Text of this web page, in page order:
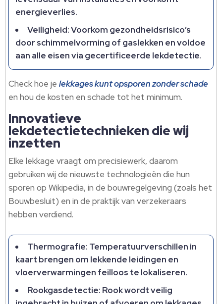
energieverlies.​
Veiligheid: Voorkom gezondheidsrisico’s
door schimmelvorming of gaslekken en voldoe
aan alle eisen via gecertificeerde lekdetectie.​
Check hoe jelekkages kunt opsporen zonder schade
en hou de kosten en schade tot het minimum.​
Innovatieve
lekdetectietechnieken die wij
inzetten
Elke lekkage vraagt om precisiewerk, daarom
gebruiken wij de nieuwste technologieën die hun
sporen op Wikipedia, in de bouwregelgeving (zoals het
Bouwbesluit) en in de praktijk van verzekeraars
hebben verdiend.​
Thermografie: Temperatuurverschillen in
kaart brengen om lekkende leidingen en
vloerverwarmingen feilloos te lokaliseren.​
Rookgasdetectie: Rook wordt veilig